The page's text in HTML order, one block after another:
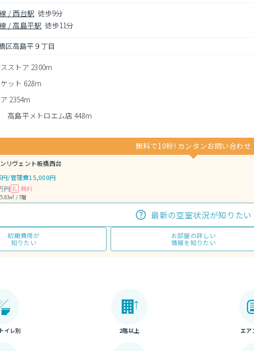
/ 西台駅 徒歩9分
/ 高島平駅 徒歩11分
区高島平９丁目
ストア 2300m
ット 628m
2354m
高島平メトロエム店 448m
無料で10秒! カンタンお問い合わせ
リヴェント板橋西台
円/管理費15,000円
円 礼 無料
㎡ / 7階
最新の空室状況が知りたい
初期費用が
知りたい
お部屋の詳しい
情報を知りたい
イレ別 2階以上 エア